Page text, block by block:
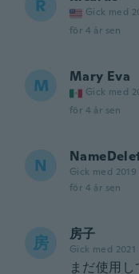
R Gick med
för 4 år sen
M Mary Eva
Gick med
för 4 år sen
N Gick med 2019
för 4 år sen
房 房子
Gick med 2021
まだ使用し